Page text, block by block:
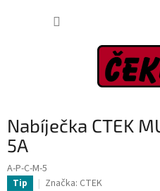
Nabíječka CTEK
5A
A-P-C-M-5
Tip Značka: CTEK